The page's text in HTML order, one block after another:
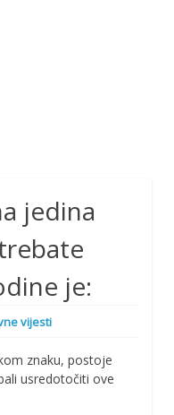
jedina
je:
vijesti
znaku, postoje
usredotočiti ove